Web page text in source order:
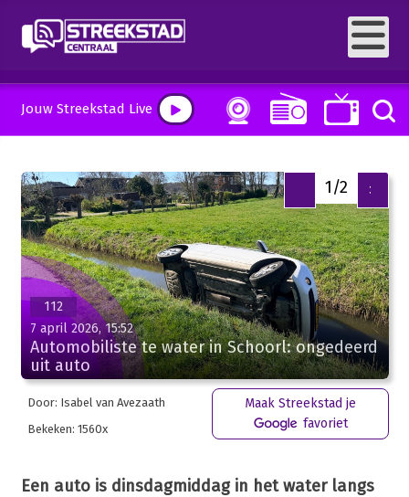
Jouw Streekstad Live
>
1/2
112
7 april 2026, 15:52
Automobiliste te water in Schoorl: ongedeerd
uit auto
Door: Isabel van Avezaath
Bekeken: 1560x
Maak Streekstad je
favoriet
Een auto is dinsdagmiddag in het water langs